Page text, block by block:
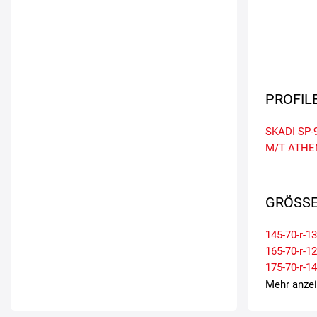
SKADI SP-
M/T
145-70-r-13
165-70-r-12
175-70-r-14
195-55-r-15
Mehr